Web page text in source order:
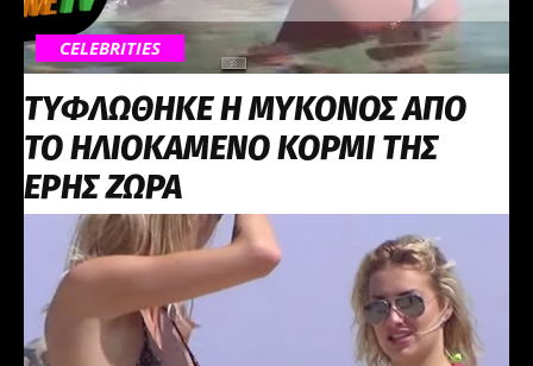
CELEBRITIES
ΤΥΦΛΩΘΗΚΕ Η ΜΥΚΟΝΟΣ ΑΠΟ
ΤΟ ΗΛΙΟΚΑΜΕΝΟ ΚΟΡΜΙ ΤΗΣ
ΕΡΗΣ ΖΩΡΑ